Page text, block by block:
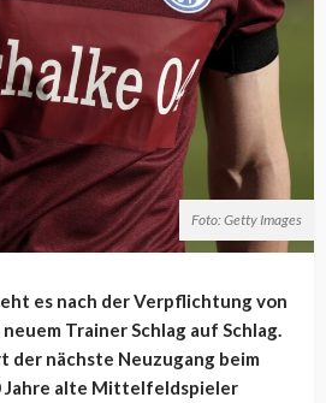
Foto: Getty Images
es nach der Verpflichtung von
Trainer Schlag auf Schlag.
der nächste Neuzugang beim
Jahre alte Mittelfeldspieler